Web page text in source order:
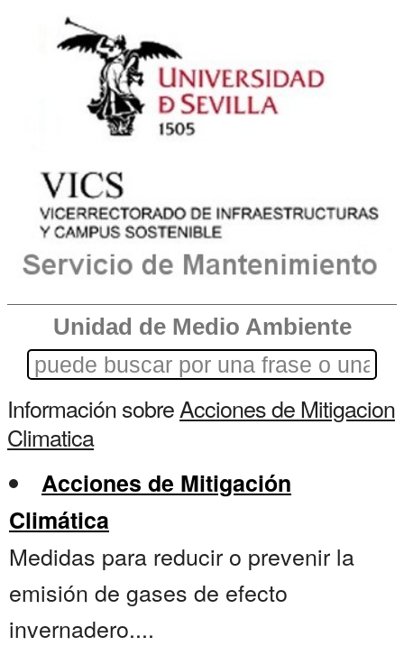
Unidad de Medio Ambiente
Información sobreAcciones de Mitigacion
Climatica
Acciones de Mitigación
Climática
Medidas para reducir o prevenir la
emisión de gases de efecto
invernadero....